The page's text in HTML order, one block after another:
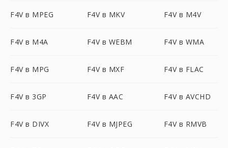
F4V в MPEG F4V в MKV F4V в M4V
F4V в M4A F4V в WEBM F4V в WMA
F4V в MPG F4V в MXF F4V в FLAC
F4V в 3GP F4V в AAC F4V в AVCHD
F4V в DIVX F4V в MJPEG F4V в RMVB